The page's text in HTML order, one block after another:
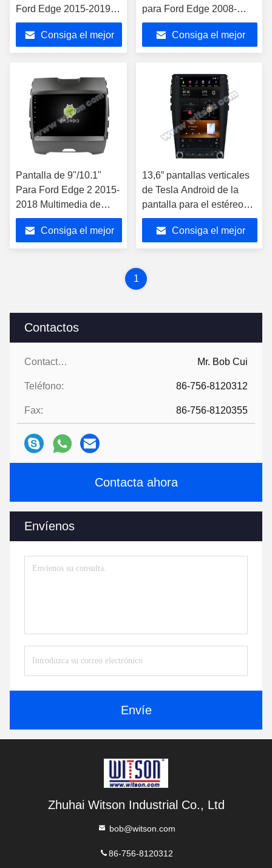
Contactos
Contactos: Mr. Bob Cui
Teléfono: 86-756-8120312
Fax: 86-756-8120355
Contacta ahora
Envíenos
Envíe
Ford Edge 2015-2019,
sistema multimedia
estéreo para coche,
reproductor GPS
Consiga el mejor
para Ford Edge 2008-
2014 Multimedia de
automóviles Estéreo GPS
Jugador de Carplay
Consiga el mejor
Pantalla de 9"/10.1"
Para Ford Edge 2 2015-
2018 Multimedia de
automóviles Estéreo
GPS Jugador de
CarPlay
Consiga el mejor
13,6” pantallas verticales
de Tesla Android de la
pantalla para el estéreo
2015-2019 de las
multimedias del coche de
Ford Edge
Consiga el mejor
1
Zhuhai Witson Industrial Co., Ltd
bob@witson.com
86-756-8120312